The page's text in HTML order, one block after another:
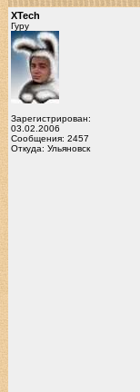
XTech
Гуру
Зарегистрирован:
03.02.2006
Сообщения: 2457
Откуда: Ульяновск